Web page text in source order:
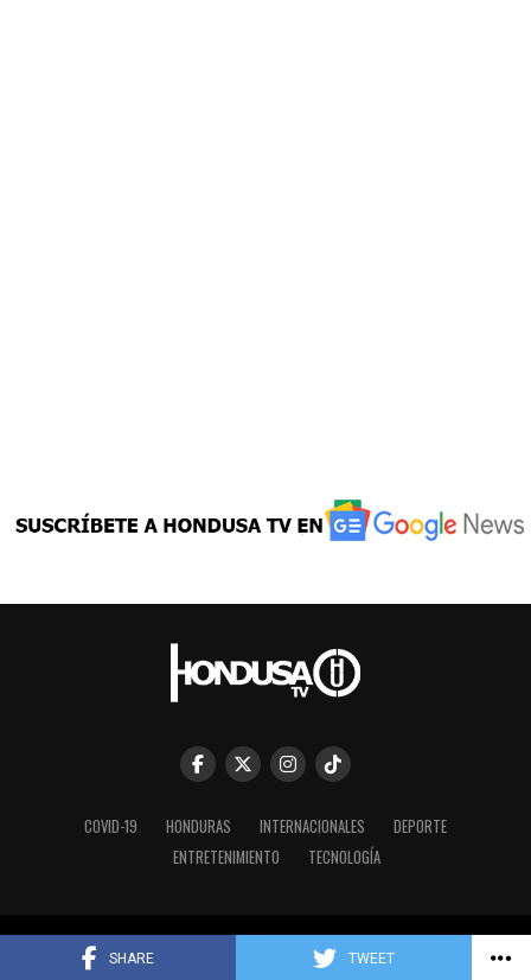
SHARE TWEET
COVID-19 HONDURAS INTERNACIONALES
DEPORTE
ENTRETENIMIENTO
TECNOLOGÍA
Copyright © 2023 HONDUSA TV INC.